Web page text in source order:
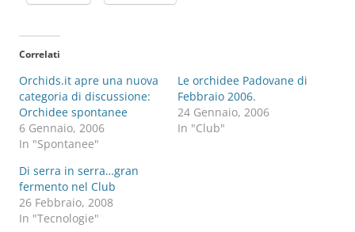
Correlati
Orchids.it apre una nuova
categoria di discussione:
Orchidee spontanee
6 Gennaio, 2006
In "Spontanee"
Le orchidee Padovane di
Febbraio 2006.
24 Gennaio, 2006
In "Club"
Di serra in serra…gran
fermento nel Club
26 Febbraio, 2008
In "Tecnologie"